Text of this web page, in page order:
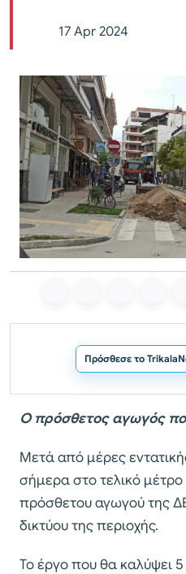
17 Apr 2024
Πρόσθεσε το
Ο πρόσθετος αγωγός
Μετά από μέρες
σήμερα στο τελικό
πρόσθετου αγωγού της
δικτύου της περιοχής.
Το έργο που θα καλύψει